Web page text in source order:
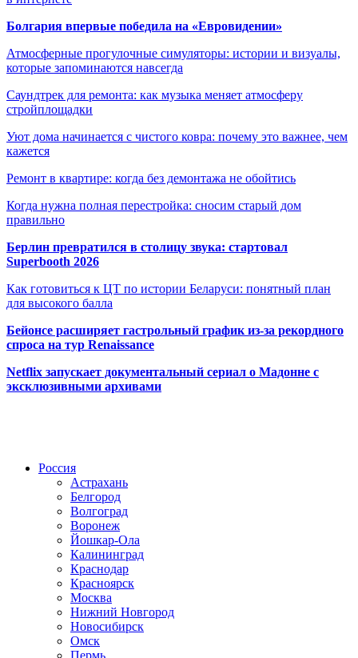
Болгария впервые победила на «Евровидении»
Атмосферные прогулочные симуляторы: истории и визуалы,
которые запоминаются навсегда
Саундтрек для ремонта: как музыка меняет атмосферу
стройплощадки
Уют дома начинается с чистого ковра: почему это важнее, чем
кажется
Ремонт в квартире: когда без демонтажа не обойтись
Когда нужна полная перестройка: сносим старый дом
правильно
Берлин превратился в столицу звука: стартовал
Superbooth 2026
Как готовиться к ЦТ по истории Беларуси: понятный план
для высокого балла
Бейонсе расширяет гастрольный график из-за рекордного
спроса на тур Renaissance
Netflix запускает документальный сериал о Мадонне с
эксклюзивными архивами
Россия
Астрахань
Белгород
Волгоград
Воронеж
Йошкар-Ола
Калининград
Краснодар
Красноярск
Москва
Нижний Новгород
Новосибирск
Омск